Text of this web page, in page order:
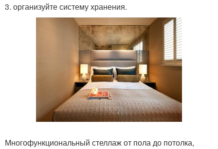
3. организуйте систему хранения.
Многофункциональный стеллаж от пола до потолка,